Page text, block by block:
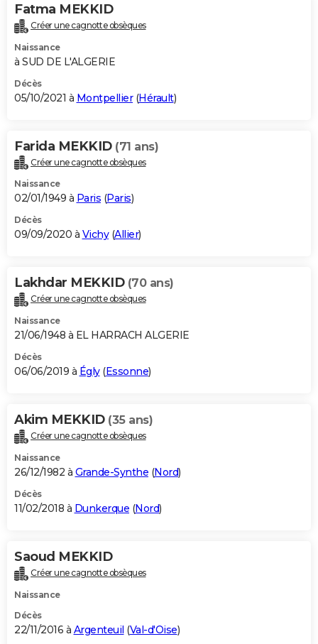
Fatma MEKKID
Créer une cagnotte obsèques
Naissance
à SUD DE L'ALGERIE
Décès
05/10/2021 à Montpellier(Hérault)
Farida MEKKID (71 ans)
Créer une cagnotte obsèques
Naissance
02/01/1949 à Paris (Paris)
Décès
09/09/2020 à Vichy(Allier)
Lakhdar MEKKID (70 ans)
Créer une cagnotte obsèques
Naissance
21/06/1948 à EL HARRACH ALGERIE
Décès
06/06/2019 à Égly(Essonne)
Akim MEKKID (35 ans)
Créer une cagnotte obsèques
Naissance
26/12/1982 à Grande-Synthe (Nord)
Décès
11/02/2018 à Dunkerque (Nord)
Saoud MEKKID
Créer une cagnotte obsèques
Naissance
Décès
22/11/2016 à Argenteuil (Val-d'Oise)